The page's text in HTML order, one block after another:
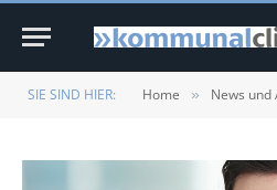
SIE SIND HIER: Home » News und